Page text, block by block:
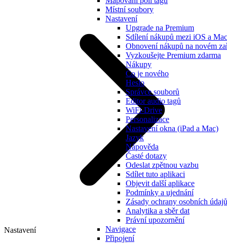
Místní soubory
Nastavení
Upgrade na Premium
Sdílení nákupů mezi iOS a Mac
Obnovení nákupů na novém
Vyzkoušejte Premium zdarma
Nákupy
Co je nového
Heslo
Správce souborů
Editor audio tagů
WiFi-Drive
Personalizace
Nastavení okna (iPad a Mac)
Jazyk
Nápověda
Časté dotazy
Odeslat zpětnou vazbu
Sdílet tuto aplikaci
Objevit další aplikace
Podmínky a ujednání
Zásady ochrany osobních údajů
Analytika a sběr dat
Právní upozornění
Navigace
Připojení
Nastavení